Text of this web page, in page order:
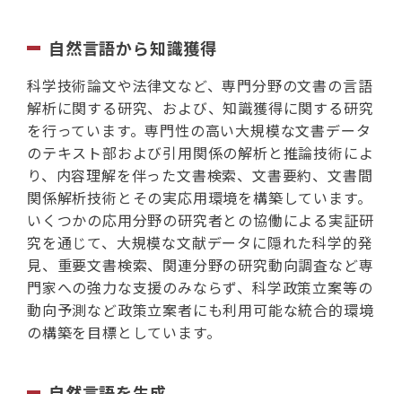
自然言語から知識獲得
科学技術論文や法律文など、専門分野の文書の言語
解析に関する研究、および、知識獲得に関する研究
を行っています。専門性の高い大規模な文書データ
のテキスト部および引用関係の解析と推論技術によ
り、内容理解を伴った文書検索、文書要約、文書間
関係解析技術とその実応用環境を構築しています。
いくつかの応用分野の研究者との協働による実証研
究を通じて、大規模な文献データに隠れた科学的発
見、重要文書検索、関連分野の研究動向調査など専
門家への強力な支援のみならず、科学政策立案等の
動向予測など政策立案者にも利用可能な統合的環境
の構築を目標としています。